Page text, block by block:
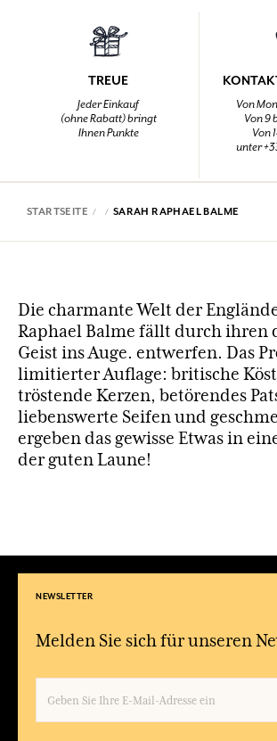
TREUE
Jeder Einkauf
(ohne Rabatt) bringt
Ihnen Punkte
Von
Von 9
Von
unter
STARTSEITE SARAH RAPHAEL BALME
Die charmante Welt der
Raphael Balme fällt durch ihren
Geist ins Auge. entwerfen. Das
limitierter Auflage: britische
tröstende Kerzen, betörendes
liebenswerte Seifen und
ergeben das gewisse Etwas in
der guten Laune!
NEWSLETTER
Melden Sie sich für unseren